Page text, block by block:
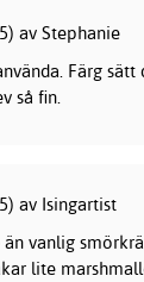
av Stephanie
Färg sätt
så fin.
av Isingartist
vanlig
lite